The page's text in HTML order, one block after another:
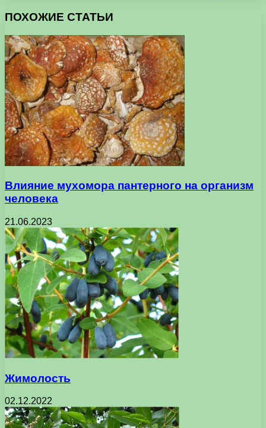
ПОХОЖИЕ СТАТЬИ
Влияние мухомора пантерного на организм
человека
21.06.2023
Жимолость
02.12.2022